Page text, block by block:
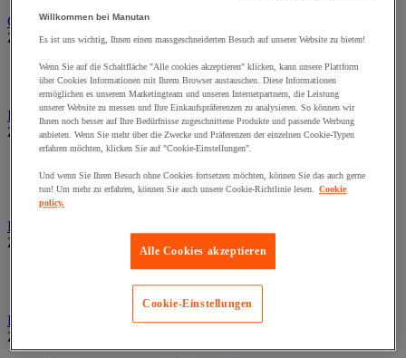
Geräte und Produkte zur Insektenbekämpfung
Zur gesamten Produktgruppe
Insektenvernichter
Insektizid für fliegende Insekten
Industriellen Reinigung
Zur gesamten Produktgruppe
Reinigungstücher auf Rollen
Textil- und Vliestücher
Papiertücher und Papiertuchspender
Zur gesamten Produktgruppe
Handtücher Rollen und Einzeltücher
Handtuchspender
Putzwagen, Reinigungswagen
Zur gesamten Produktgruppe
Willkommen bei Manutan
Es ist uns wichtig, Ihnen einen massgeschneiderten Besuch auf unserer Website zu bieten!
Wenn Sie auf die Schaltfläche "Alle cookies akzeptieren" klicken, kann unsere Plattform
über Cookies Informationen mit Ihrem Browser austauschen. Diese Informationen
ermöglichen es unserem Marketingteam und unseren Internetpartnern, die Leistung
unserer Website zu messen und Ihre Einkaufspräferenzen zu analysieren. So können wir
Ihnen noch besser auf Ihre Bedürfnisse zugeschnittene Produkte und passende Werbung
anbieten. Wenn Sie mehr über die Zwecke und Präferenzen der einzelnen Cookie-Typen
erfahren möchten, klicken Sie auf "Cookie-Einstellungen".
Und wenn Sie Ihren Besuch ohne Cookies fortsetzen möchten, können Sie das auch gerne
tun! Um mehr zu erfahren, können Sie auch unsere Cookie-Richtlinie lesen. Cookie
policy.
Alle Cookies akzeptieren
Cookie-Einstellungen